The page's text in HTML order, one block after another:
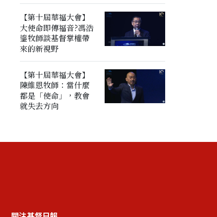
【第十屆華福大會】
大使命即傳福音?馮浩
鎏牧師談基督掌權帶
來的新視野
【第十屆華福大會】
陳維恩牧師：當什麼
都是「使命」，教會
就失去方向